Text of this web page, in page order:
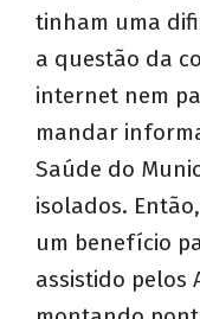
tinham uma
a questão da
internet nem
mandar
Saúde do
isolados.
um benefício
assistido pelos